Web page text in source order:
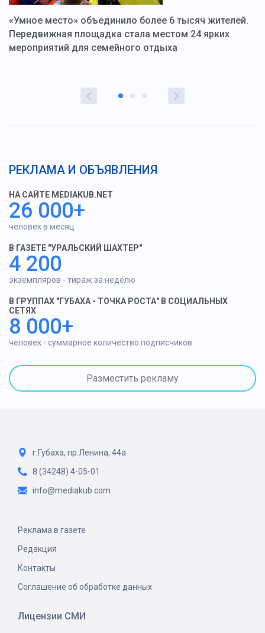
«Умное место» объединило более 6 тысяч жителей.
Передвижная площадка стала местом 24 ярких
мероприятий для семейного отдыха
РЕКЛАМА И ОБЪЯВЛЕНИЯ
НА САЙТЕ MEDIAKUB.NET
26 000+
человек в месяц
В ГАЗЕТЕ "УРАЛЬСКИЙ ШАХТЕР"
4 200
экземпляров - тираж за неделю
В ГРУППАХ "ГУБАХА - ТОЧКА РОСТА" В СОЦИАЛЬНЫХ
СЕТЯХ
8 000+
человек - суммарное количество подписчиков
Разместить рекламу
г.Губаха, пр.Ленина, 44а
8 (34248) 4-05-01
info@mediakub.com
Реклама в газете
Редакция
Контакты
Соглашение об обработке данных
Лицензии СМИ